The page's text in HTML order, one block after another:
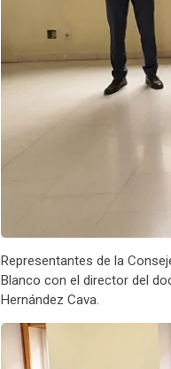
Representantes de la
Blanco con el director del
Hernández Cava.